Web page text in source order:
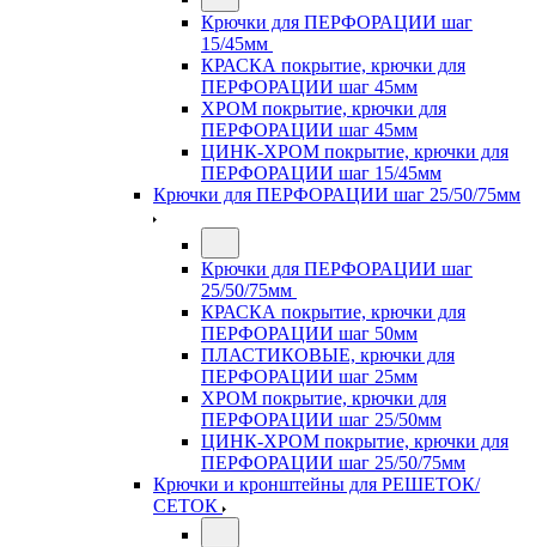
Крючки для ПЕРФОРАЦИИ шаг
15/45мм
КРАСКА покрытие, крючки для
ПЕРФОРАЦИИ шаг 45мм
ХРОМ покрытие, крючки для
ПЕРФОРАЦИИ шаг 45мм
ЦИНК-ХРОМ покрытие, крючки для
ПЕРФОРАЦИИ шаг 15/45мм
Крючки для ПЕРФОРАЦИИ шаг 25/50/75мм
Крючки для ПЕРФОРАЦИИ шаг
25/50/75мм
КРАСКА покрытие, крючки для
ПЕРФОРАЦИИ шаг 50мм
ПЛАСТИКОВЫЕ, крючки для
ПЕРФОРАЦИИ шаг 25мм
ХРОМ покрытие, крючки для
ПЕРФОРАЦИИ шаг 25/50мм
ЦИНК-ХРОМ покрытие, крючки для
ПЕРФОРАЦИИ шаг 25/50/75мм
Крючки и кронштейны для РЕШЕТОК/
СЕТОК